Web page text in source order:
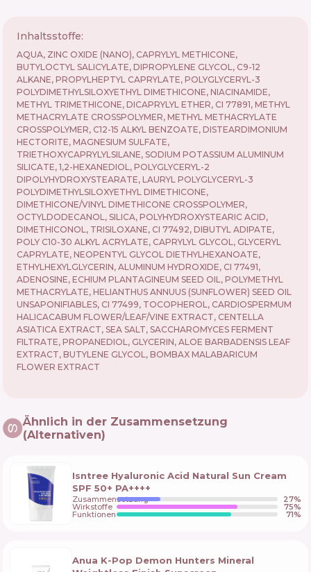
Inhaltsstoffe:
AQUA, ZINC OXIDE (NANO), CAPRYLYL METHICONE,
BUTYLOCTYL SALICYLATE, DIPROPYLENE GLYCOL, C9-12
ALKANE, PROPYLHEPTYL CAPRYLATE, POLYGLYCERYL-3
POLYDIMETHYLSILOXYETHYL DIMETHICONE, NIACINAMIDE,
METHYL TRIMETHICONE, DICAPRYLYL ETHER, CI 77891, METHYL
METHACRYLATE CROSSPOLYMER, METHYL METHACRYLATE
CROSSPOLYMER, C12-15 ALKYL BENZOATE, DISTEARDIMONIUM
HECTORITE, MAGNESIUM SULFATE,
TRIETHOXYCAPRYLYLSILANE, SODIUM POTASSIUM ALUMINUM
SILICATE, 1,2-HEXANEDIOL, POLYGLYCERYL-2
DIPOLYHYDROXYSTEARATE, LAURYL POLYGLYCERYL-3
POLYDIMETHYLSILOXYETHYL DIMETHICONE,
DIMETHICONE/VINYL DIMETHICONE CROSSPOLYMER,
OCTYLDODECANOL, SILICA, POLYHYDROXYSTEARIC ACID,
DIMETHICONOL, TRISILOXANE, CI 77492, DIBUTYL ADIPATE,
POLY C10-30 ALKYL ACRYLATE, CAPRYLYL GLYCOL, GLYCERYL
CAPRYLATE, NEOPENTYL GLYCOL DIETHYLHEXANOATE,
ETHYLHEXYLGLYCERIN, ALUMINUM HYDROXIDE, CI 77491,
ADENOSINE, ECHIUM PLANTAGINEUM SEED OIL, POLYMETHYL
METHACRYLATE, HELIANTHUS ANNUUS (SUNFLOWER) SEED OIL
UNSAPONIFIABLES, CI 77499, TOCOPHEROL, CARDIOSPERMUM
HALICACABUM FLOWER/LEAF/VINE EXTRACT, CENTELLA
ASIATICA EXTRACT, SEA SALT, SACCHAROMYCES FERMENT
FILTRATE, PROPANEDIOL, GLYCERIN, ALOE BARBADENSIS LEAF
EXTRACT, BUTYLENE GLYCOL, BOMBAX MALABARICUM
FLOWER EXTRACT
Ähnlich in der Zusammensetzung
(Alternativen)
Isntree Hyaluronic Acid Natural Sun Cream
SPF 50+ PA++++
Zusammensetzung 27%
Wirkstoffe 75%
Funktionen 71%
Anua K-Pop Demon Hunters Mineral